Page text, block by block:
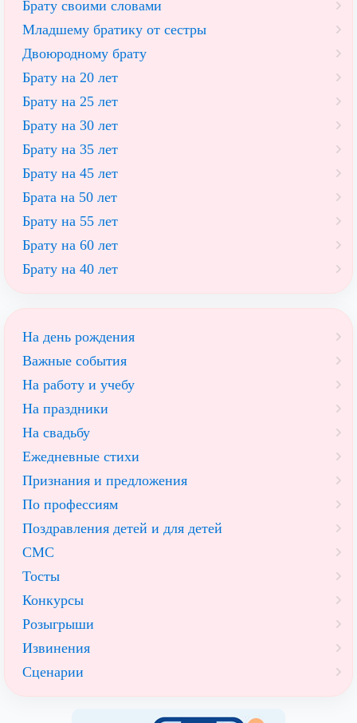
Брату своими словами
Младшему братику от сестры
Двоюродному брату
Брату на 20 лет
Брату на 25 лет
Брату на 30 лет
Брату на 35 лет
Брату на 45 лет
Брата на 50 лет
Брату на 55 лет
Брату на 60 лет
Брату на 40 лет
На день рождения
Важные события
На работу и учебу
На праздники
На свадьбу
Ежедневные стихи
Признания и предложения
По профессиям
Поздравления детей и для детей
СМС
Тосты
Конкурсы
Розыгрыши
Извинения
Сценарии